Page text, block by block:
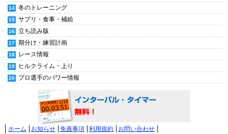
冬のトレーニング
サプリ・食事・補給
立ち読み版
期分け・練習計画
レース情報
ヒルクライム・上り
プロ選手のパワー情報
ホーム お知らせ 免責事項 利用規約 お問い合わせ